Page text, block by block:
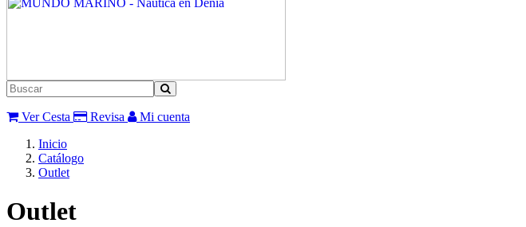
Ver Cesta Revisa
Mi cuenta
Inicio
Catálogo
Outlet
Outlet